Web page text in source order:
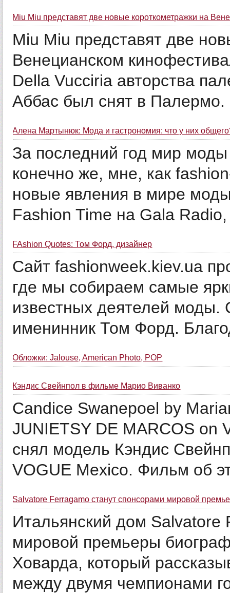
Miu Miu представят две новые короткометражки на
Miu Miu представят две
Венецианском
Della Vucciria авторства
Аббас был снят в Палермо.
Алена Мартынюк: Мода и гастрономия: что у них
За последний год мир
конечно же, мне, как
новые явления в мире
Fashion Time на Gala Radio,
FAshion Quotes: Том Форд, дизайнер
Сайт fashionweek.kiev.ua
где мы собираем самые
известных деятелей моды.
именинник Том Форд.
Обложки: Jalouse, American Photo, POP
Кэндис Свейнпол в фильме Марио Виванко
Candice Swanepoel by
JUNIETSY DE MARCOS
снял модель Кэндис
VOGUE Mexico. Фильм об
Salvatore Ferragamo станут спонсорами мировой
Итальянский дом Salvatore
мировой премьеры
Ховарда, который
между двумя чемпионами